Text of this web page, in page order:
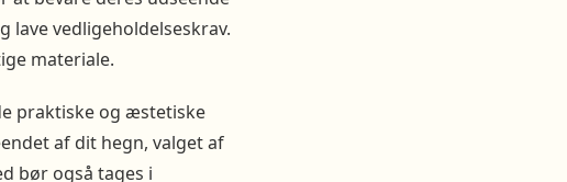
lave vedligeholdelseskrav.
materiale.
praktiske og æstetiske
af dit hegn, valget af
bør også tages i